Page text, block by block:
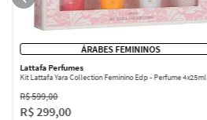
ÁRABES FEMININOS
Lattafa Perfumes
Kit Lattafa Yara Collection Feminino Edp - Perfume 4x25ml
R$599,00
R$ 299,00